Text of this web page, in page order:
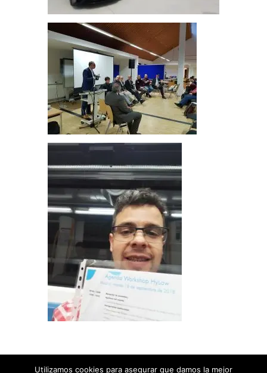
Utilizamos cookies para asegurar que damos la mejor